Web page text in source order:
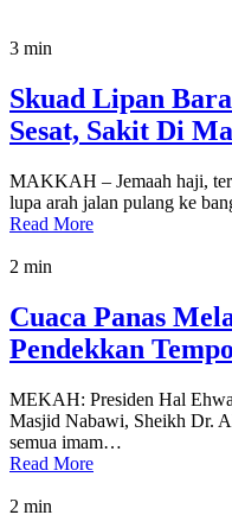
3 min
Skuad Lipan
Sesat, Sakit Di
MAKKAH – Jemaah haji,
lupa arah jalan pulang ke
Read More
2 min
Cuaca Panas
Pendekkan
MEKAH: Presiden Hal
Masjid Nabawi, Sheikh Dr.
semua imam…
Read More
2 min